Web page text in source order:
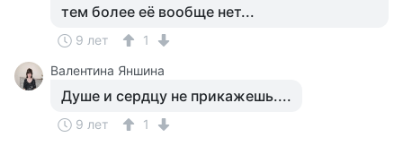
тем более её вообще нет...
9 лет
1
Валентина Яншина
Душе и сердцу не прикажешь....
9 лет 1